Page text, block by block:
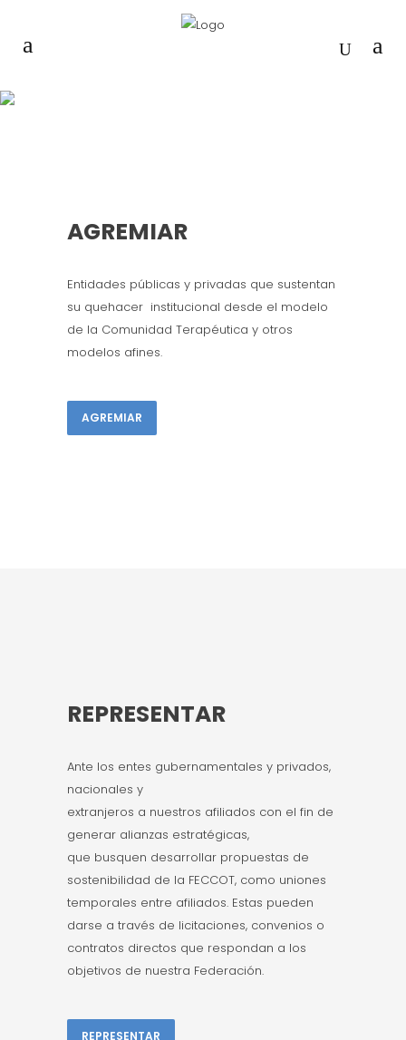
AGREMIAR
Entidades públicas y privadas que sustentan
su quehacer institucional desde el modelo
de la Comunidad Terapéutica y otros
modelos afines.
AGREMIAR
REPRESENTAR
Ante los entes gubernamentales y privados,
nacionales y
extranjeros a nuestros afiliados con el fin de
generar alianzas estratégicas,
que busquen desarrollar propuestas de
sostenibilidad de la FECCOT, como uniones
temporales entre afiliados. Estas pueden
darse a través de licitaciones, convenios o
contratos directos que respondan a los
objetivos de nuestra Federación.
REPRESENTAR